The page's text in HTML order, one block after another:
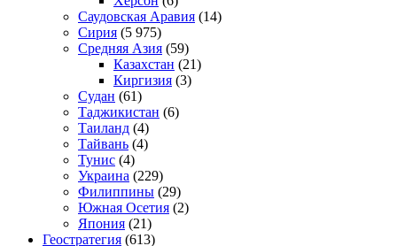
Саудовская Аравия (14)
Сирия (5 975)
Средняя Азия (59)
Казахстан (21)
Киргизия (3)
Судан (61)
Таджикистан (6)
Таиланд (4)
Тайвань (4)
Тунис (4)
Украина (229)
Филиппины (29)
Южная Осетия (2)
Япония (21)
Геостратегия (613)